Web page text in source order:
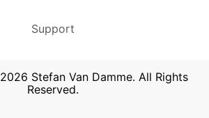
Support
2026 Stefan Van Damme. All Rights
Reserved.